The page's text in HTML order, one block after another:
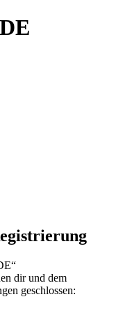
dir und dem
geschlossen: